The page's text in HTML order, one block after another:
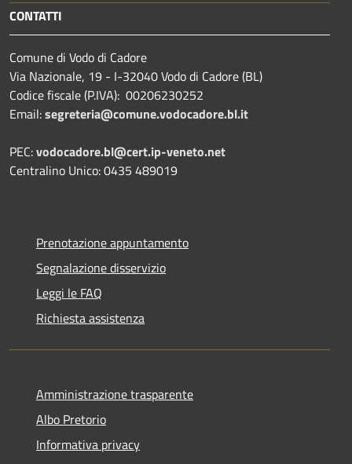
CONTATTI
Comune di Vodo di Cadore
Via Nazionale, 19 - I-32040 Vodo di Cadore (BL)
Codice fiscale (P.IVA): 00206230252
Email:segreteria@comune.vodocadore.bl.it
PEC:vodocadore.bl@cert.ip-veneto.net
Centralino Unico: 0435 489019
Prenotazione appuntamento
Segnalazione disservizio
Leggi le FAQ
Richiesta assistenza
Amministrazione trasparente
Albo Pretorio
Informativa privacy